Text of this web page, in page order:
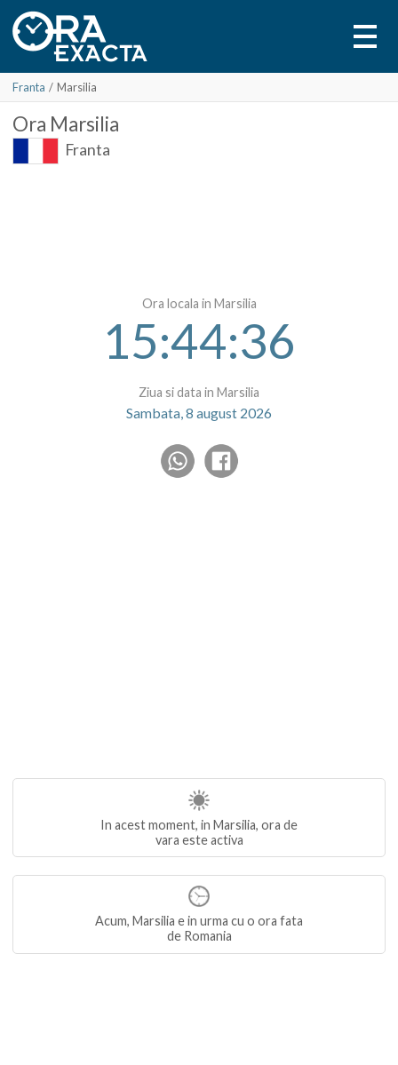
Franta / Marsilia
Ora Marsilia
Franta
Ora locala in Marsilia
15:44:36
Ziua si data in Marsilia
Sambata, 8 august 2026
In acest moment, in Marsilia, ora de
vara este activa
Acum, Marsilia e in urma cu o ora fata
de Romania